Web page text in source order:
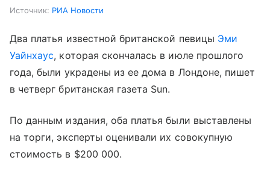
Источник: РИА Новости
Два платья известной британской певицы Эми
Уайнхаус, которая скончалась в июле прошлого
года, были украдены из ее дома в Лондоне, пишет
в четверг британская газета Sun.
По данным издания, оба платья были выставлены
на торги, эксперты оценивали их совокупную
стоимость в $200 000.